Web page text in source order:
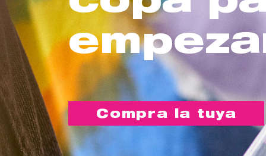
Compra la tuya